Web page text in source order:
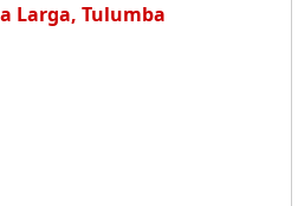
Larga, Tulumba